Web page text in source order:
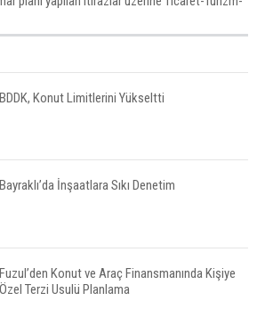
BDDK, Konut Limitlerini Yükseltti
Bayraklı’da İnşaatlara Sıkı Denetim
Fuzul’den Konut ve Araç Finansmanında Kişiye
Özel Terzi Usulü Planlama